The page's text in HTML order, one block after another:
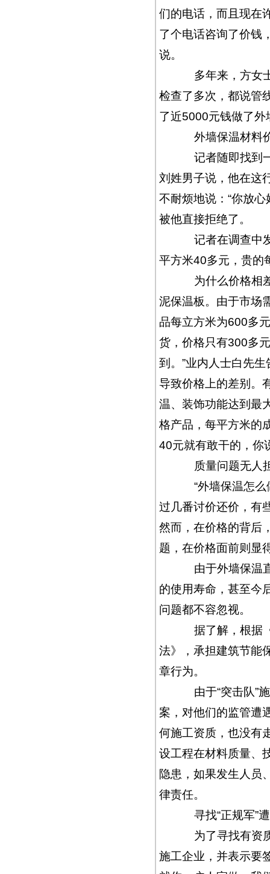
们的电话，而且现在
了个电话咨询了价钱
说。
多年来，方女士
检查了多次，都说管
了近5000元钱做了外
外墙保温材料
记者随即找到一
刘姓男子说，他在这
不耐烦地说：“你放
被他直接拒绝了。
记者在调查中发
平方米40多元，贵的
为什么价格相差
泥保温板。由于市场
品每立方米为600多
货，价格只有300多
到。”业内人士白先
导致价格上的差别。
温、装饰功能达到最
格产品，每平方米的
40元就有敢干的，你
质量问题无人
“外墙保温怎么做
过几番讨价还价，有
然而，在价格的背后
题，在价格面前则显
由于外墙保温直
的使用寿命，甚至今
问题都不容忽视。
据了解，根据《
法》，承担建筑节能
章行为。
由于“突击队”施
案，对他们的监管遭
何施工资质，也没有
设工程在材料质量、
隐患，如果发生人员
律责任。
寻找“正规军”遭
为了寻找有资质
施工企业，并表示要